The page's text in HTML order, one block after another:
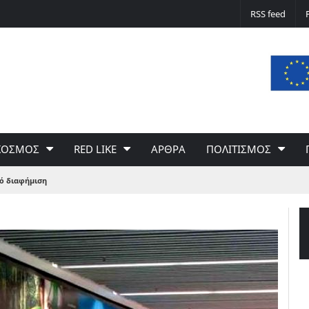
Δε φταίει ο άνεμος… Φταίει η πολιτική
του Γιώργου Σαχίνη
RSS feed
RED LIKE ΑΡΘΡΑ ΠΟΛΙΤΙΣΜΟΣ
διαφήμιση